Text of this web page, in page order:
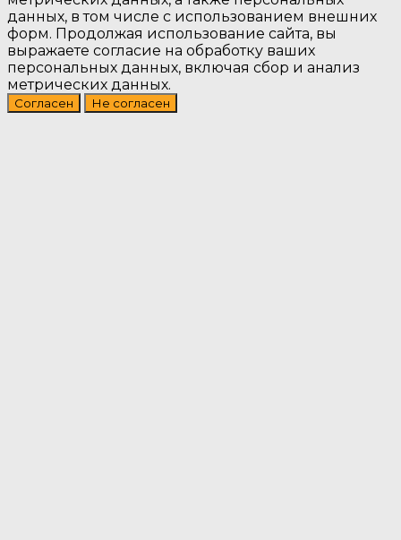
данных, в том числе с использованием внешних
форм. Продолжая использование сайта, вы
выражаете согласие на обработку ваших
персональных данных, включая сбор и анализ
метрических данных.
Согласен Не согласен